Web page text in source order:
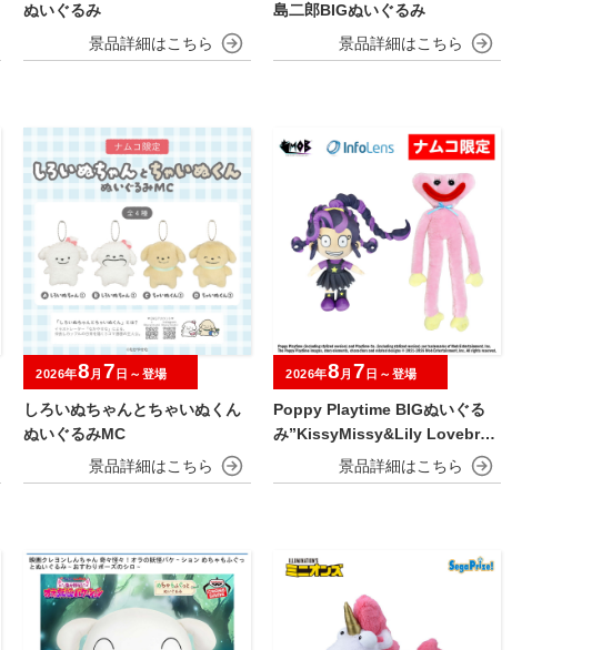
ぬいぐるみ
島二郎BIGぬいぐるみ
しろいぬちゃんとちゃいぬくん
ぬいぐるみMC
2026年8 月 7 日～登場
Poppy Playtime BIGぬいぐる
み”KissyMissy&Lily Lovebrai
2026年8 月 7 日～登場